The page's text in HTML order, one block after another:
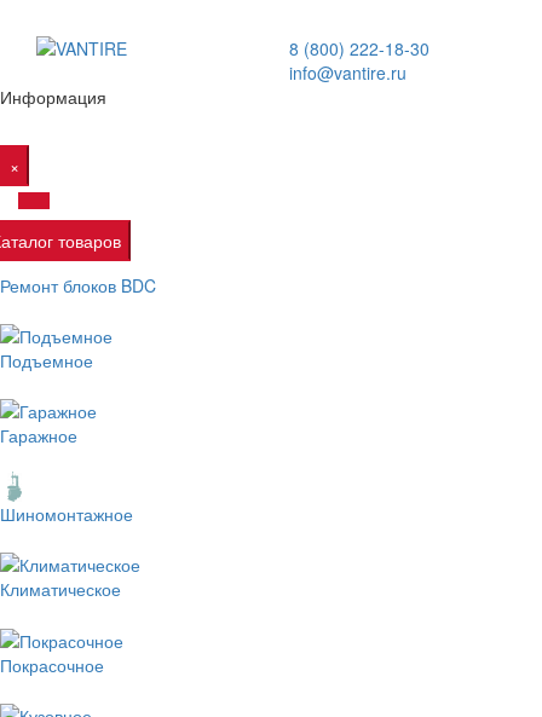
8 (800) 222-18-30
info@vantire.ru
Информация
×
товаров
Ремонт блоков BDC
Подъемное
Гаражное
Шиномонтажное
Климатическое
Покрасочное